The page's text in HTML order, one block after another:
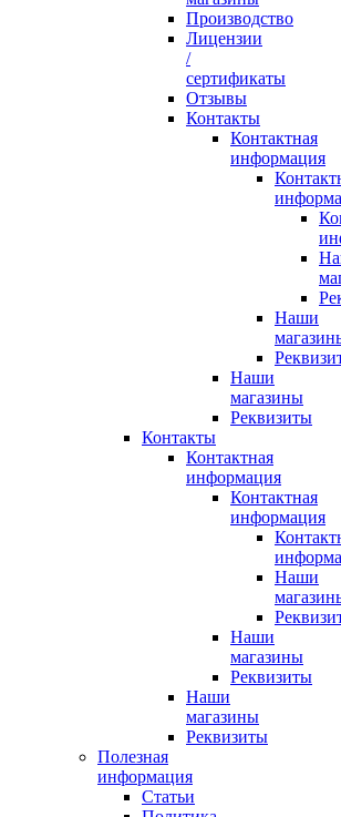
Производство
Лицензии
/
сертификаты
Отзывы
Контакты
Контактная
информация
Наши
Наши
магазины
Реквизиты
Контакты
Контактная
информация
Контактная
информация
Наши
Наши
магазины
Реквизиты
Наши
магазины
Реквизиты
Полезная
информация
Статьи